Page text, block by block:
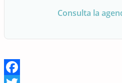
Consulta la